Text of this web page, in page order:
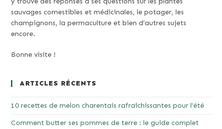
sauvages comestibles et médicinales, le potager, les
champignons, la permaculture et bien d’autres sujets
encore.
Bonne visite !
ARTICLES RÉCENTS
10 recettes de melon charentais rafraîchissantes pour l’été
Comment butter ses pommes de terre : le guide complet